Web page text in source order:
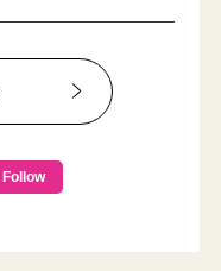
Follow